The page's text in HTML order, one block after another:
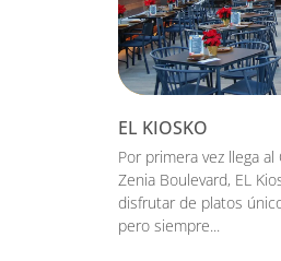
EL KIOSKO
Por primera vez llega
Zenia Boulevard, EL
disfrutar de platos
pero siempre...